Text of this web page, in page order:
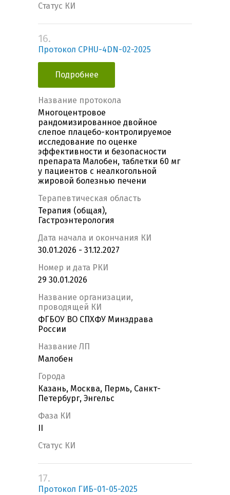
Статус КИ
16.
Протокол CPHU-4DN-02-2025
Подробнее
Название протокола
Многоцентровое
рандомизированное двойное
слепое плацебо-контролируемое
исследование по оценке
эффективности и безопасности
препарата Малобен, таблетки 60 мг
у пациентов с неалкогольной
жировой болезнью печени
Терапевтическая область
Терапия (общая),
Гастроэнтерология
Дата начала и окончания КИ
30.01.2026 - 31.12.2027
Номер и дата РКИ
29 30.01.2026
Название организации,
проводящей КИ
ФГБОУ ВО СПХФУ Минздрава
России
Название ЛП
Малобен
Города
Казань, Москва, Пермь, Санкт-
Петербург, Энгельс
Фаза КИ
Статус КИ
17.
Протокол ГИБ-01-05-2025